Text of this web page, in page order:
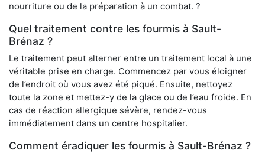
nourriture ou de la préparation à un combat. ?
Quel traitement contre les fourmis à Sault-
Brénaz ?
Le traitement peut alterner entre un traitement local à une
véritable prise en charge. Commencez par vous éloigner
de l’endroit où vous avez été piqué. Ensuite, nettoyez
toute la zone et mettez-y de la glace ou de l’eau froide. En
cas de réaction allergique sévère, rendez-vous
immédiatement dans un centre hospitalier.
Comment éradiquer les fourmis à Sault-Brénaz ?